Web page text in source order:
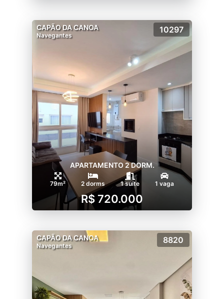
CAPÃO DA CANOA
Navegantes
10297
APARTAMENTO 2 DORM.
79m² 2 dorms 1 suíte 1 vaga
R$ 720.000
CAPÃO DA CANOA
Navegantes
8820